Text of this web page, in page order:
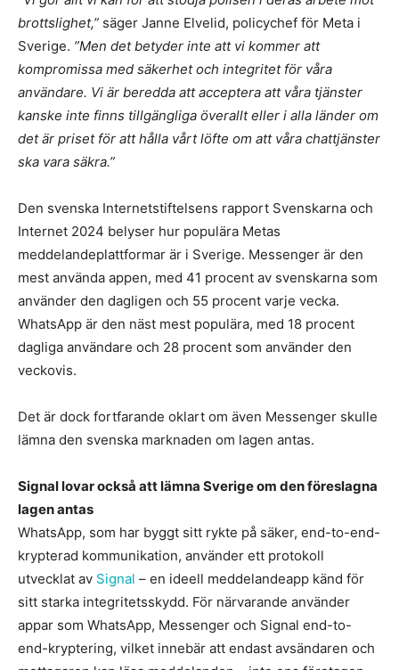
brottslighet,” säger Janne Elvelid, policychef för Meta i
Sverige. ”Men det betyder inte att vi kommer att
kompromissa med säkerhet och integritet för våra
användare. Vi är beredda att acceptera att våra tjänster
kanske inte finns tillgängliga överallt eller i alla länder om
det är priset för att hålla vårt löfte om att våra chattjänster
ska vara säkra.”
Den svenska Internetstiftelsens rapport Svenskarna och
Internet 2024 belyser hur populära Metas
meddelandeplattformar är i Sverige. Messenger är den
mest använda appen, med 41 procent av svenskarna som
använder den dagligen och 55 procent varje vecka.
WhatsApp är den näst mest populära, med 18 procent
dagliga användare och 28 procent som använder den
veckovis.
Det är dock fortfarande oklart om även Messenger skulle
lämna den svenska marknaden om lagen antas.
Signal lovar också att lämna Sverige om den föreslagna
lagen antas
WhatsApp, som har byggt sitt rykte på säker, end-to-end-
krypterad kommunikation, använder ett protokoll
utvecklat av Signal – en ideell meddelandeapp känd för
sitt starka integritetsskydd. För närvarande använder
appar som WhatsApp, Messenger och Signal end-to-
end-kryptering, vilket innebär att endast avsändaren och